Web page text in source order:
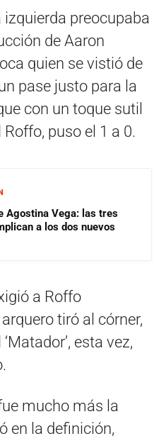
izquierda preocupaba
de Aaron
quien se vistió de
pase justo para la
con un toque sutil
puso el 1 a 0.
Agostina Vega: las tres
a los dos nuevos
a Roffo
tiró al córner,
esta vez,
mucho más la
en la definición,